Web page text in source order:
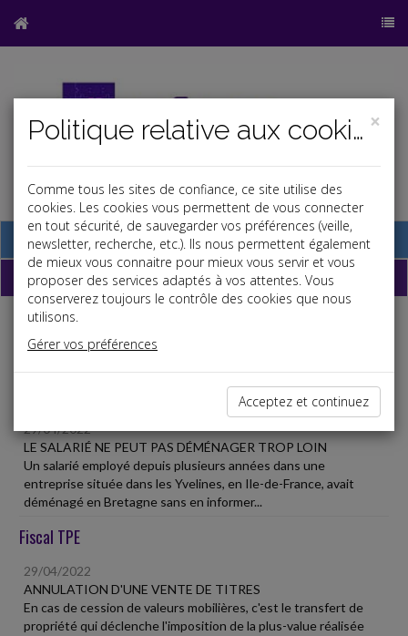
Base documentaire
Dépêches
Liste des dernières dépêches
29/04/2022
LE SALARIÉ NE PEUT PAS DÉMÉNAGER TROP LOIN
Un salarié employé depuis plusieurs années dans une
entreprise située dans les Yvelines, en Ile-de-France, avait
déménagé en Bretagne sans en informer...
Fiscal TPE
29/04/2022
ANNULATION D'UNE VENTE DE TITRES
En cas de cession de valeurs mobilières, c'est le transfert de
propriété qui déclenche l'imposition de la plus-value réalisée
×
Politique relative aux cookies
Comme tous les sites de confiance, ce site utilise des
cookies. Les cookies vous permettent de vous connecter
en tout sécurité, de sauvegarder vos préférences (veille,
newsletter, recherche, etc.). Ils nous permettent également
de mieux vous connaitre pour mieux vous servir et vous
proposer des services adaptés à vos attentes. Vous
conserverez toujours le contrôle des cookies que nous
utilisons.
Gérer vos préférences
Acceptez et continuez